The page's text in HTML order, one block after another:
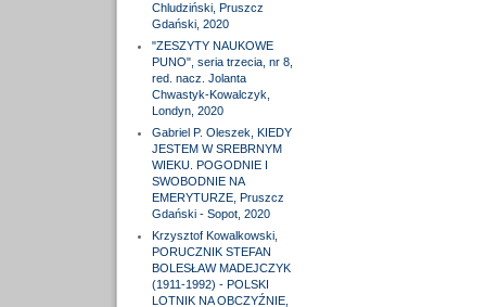
Chludziński, Pruszcz
Gdański, 2020
"ZESZYTY NAUKOWE
PUNO", seria trzecia, nr 8,
red. nacz. Jolanta
Chwastyk-Kowalczyk,
Londyn, 2020
Gabriel P. Oleszek, KIEDY
JESTEM W SREBRNYM
WIEKU. POGODNIE I
SWOBODNIE NA
EMERYTURZE, Pruszcz
Gdański - Sopot, 2020
Krzysztof Kowalkowski,
PORUCZNIK STEFAN
BOLESŁAW MADEJCZYK
(1911-1992) - POLSKI
LOTNIK NA OBCZYŹNIE,